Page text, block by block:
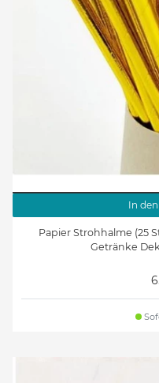
In
Papier Strohhalme (25
Getränke